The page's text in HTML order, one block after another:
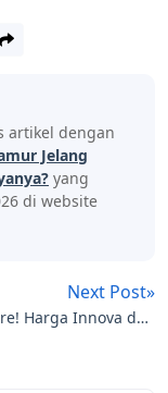
artikel dengan
Jelang
yang
di website
Next Post»
Harga Innova dan